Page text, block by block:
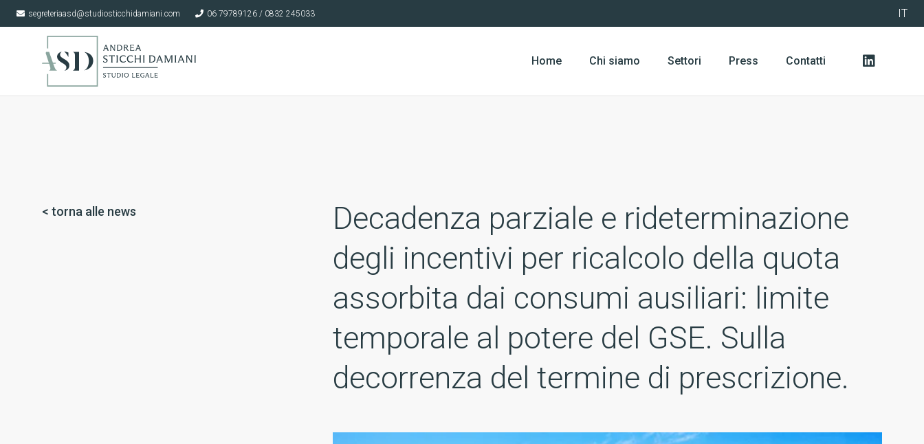
segreteriaasd@studiosticchidamiani.com 06 79789126 / 0832 245033 IT
Home Chi siamo Settori Press Contatti
< torna alle news
Decadenza parziale e rideterminazione
degli incentivi per ricalcolo della quota
assorbita dai consumi ausiliari: limite
temporale al potere del GSE. Sulla
decorrenza del termine di prescrizione.